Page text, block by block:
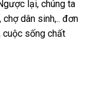
lại, chúng ta
dân sinh,.. đơn
cuộc sống chất